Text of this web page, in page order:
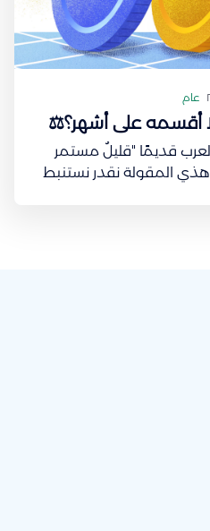
عام
أقسمه على أشهر؟⚖️
يقولون العرب قديمًا "قليلٌ مستمر
المقولة نقدر نستنبط